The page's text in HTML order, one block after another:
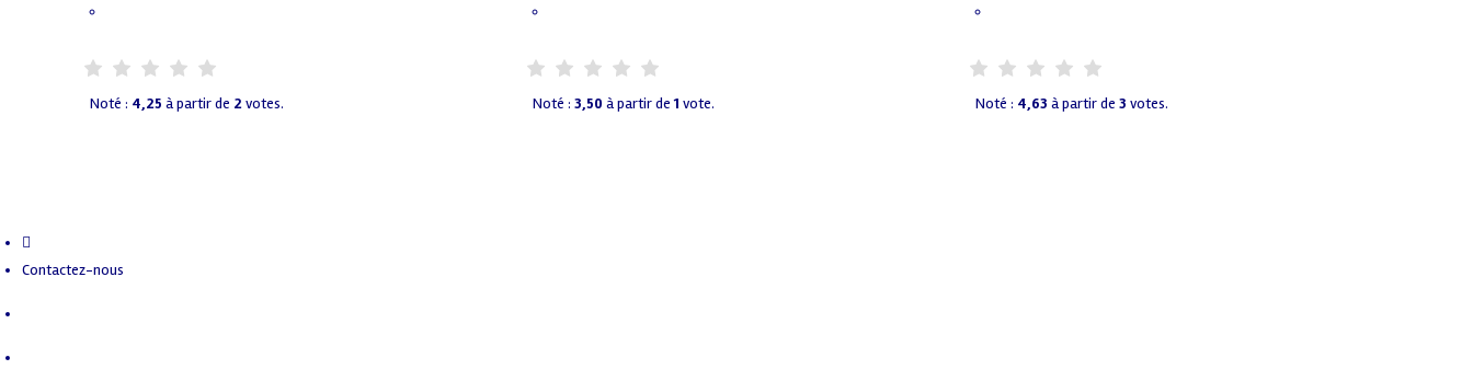
Noté : 4,25 à partir de 2votes. Noté :3,50 à partir de1 vote. Noté : 4,63 à partir de3 votes.
Contactez-nous